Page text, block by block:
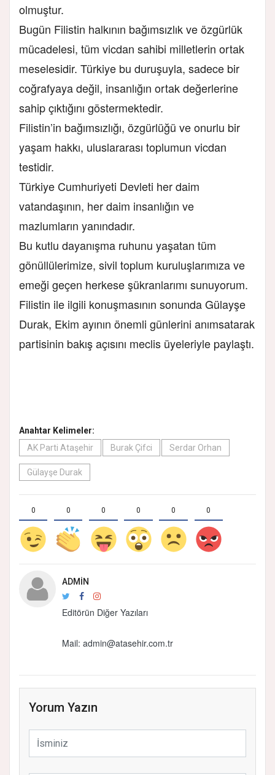
olmuştur.
Bugün Filistin halkının bağımsızlık ve özgürlük
mücadelesi, tüm vicdan sahibi milletlerin ortak
meselesidir. Türkiye bu duruşuyla, sadece bir
coğrafyaya değil, insanlığın ortak değerlerine
sahip çıktığını göstermektedir.
Filistin’in bağımsızlığı, özgürlüğü ve onurlu bir
yaşam hakkı, uluslararası toplumun vicdan
testidir.
Türkiye Cumhuriyeti Devleti her daim
vatandaşının, her daim insanlığın ve
mazlumların yanındadır.
Bu kutlu dayanışma ruhunu yaşatan tüm
gönüllülerimize, sivil toplum kuruluşlarımıza ve
emeği geçen herkese şükranlarımı sunuyorum.
Filistin ile ilgili konuşmasının sonunda Gülayşe
Durak, Ekim ayının önemli günlerini anımsatarak
partisinin bakış açısını meclis üyeleriyle paylaştı.
Anahtar Kelimeler:
AK Parti Ataşehir
Burak Çifci Serdar Orhan
Gülayşe Durak
0 0 0 0 0 0
ADMIN
Editörün Diğer Yazıları
Mail: admin@atasehir.com.tr
Yorum Yazın